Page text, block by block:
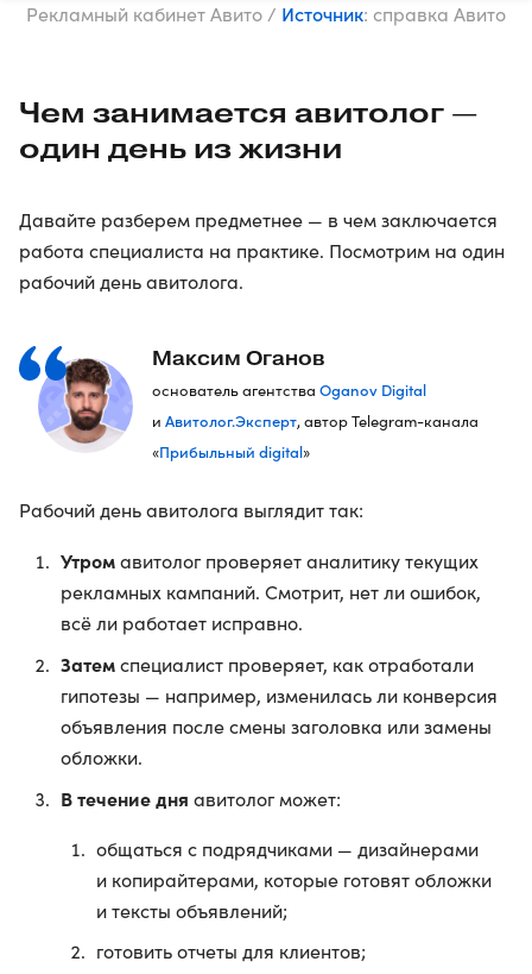
Рекламный кабинет Авито / Источник: справка Авито
Чем занимается авитолог —
один день из жизни
Давайте разберем предметнее — в чем заключается
работа специалиста на практике. Посмотрим на один
рабочий день авитолога.
Максим Оганов
основатель агентства Oganov Digital
и Авитолог.Эксперт, автор Telegram-канала
«Прибыльный digital»
Рабочий день авитолога выглядит так:
Утромавитолог проверяет аналитику текущих
рекламных кампаний. Смотрит, нет ли ошибок,
всё ли работает исправно.
Затемспециалист проверяет, как отработали
гипотезы — например, изменилась ли конверсия
объявления после смены заголовка или замены
обложки.
В течение дня авитолог может:
общаться с подрядчиками — дизайнерами
и копирайтерами, которые готовят обложки
и тексты объявлений;
готовить отчеты для клиентов;